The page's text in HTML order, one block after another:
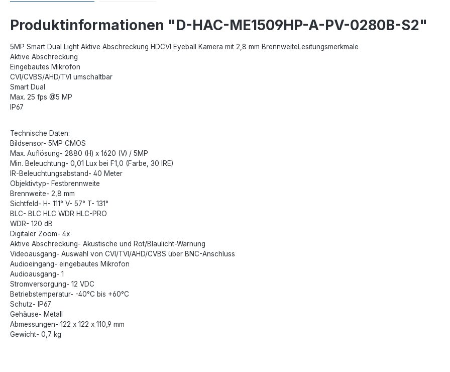
Produktinformationen "D-HAC-ME1509HP-A-PV-0280B-S2"
5MP Smart Dual Light Aktive Abschreckung HDCVI Eyeball Kamera mit 2,8 mm BrennweiteLesitungsmerkmale
Aktive Abschreckung
Eingebautes Mikrofon
CVI/CVBS/AHD/TVI umschaltbar
Smart Dual
Max. 25 fps @5 MP
IP67
Technische Daten:
Bildsensor- 5MP CMOS
Max. Auflösung- 2880 (H) x 1620 (V) / 5MP
Min. Beleuchtung- 0,01 Lux bei F1,0 (Farbe, 30 IRE)
IR-Beleuchtungsabstand- 40 Meter
Objektivtyp- Festbrennweite
Brennweite- 2,8 mm
Sichtfeld- H- 111° V- 57° T- 131°
BLC- BLC HLC WDR HLC-PRO
WDR- 120 dB
Digitaler Zoom- 4x
Aktive Abschreckung- Akustische und Rot/Blaulicht-Warnung
Videoausgang- Auswahl von CVI/TVI/AHD/CVBS über BNC-Anschluss
Audioeingang- eingebautes Mikrofon
Audioausgang- 1
Stromversorgung- 12 VDC
Betriebstemperatur- -40°C bis +60°C
Schutz- IP67
Gehäuse- Metall
Abmessungen- 122 x 122 x 110,9 mm
Gewicht- 0,7 kg